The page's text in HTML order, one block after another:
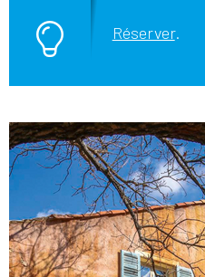
Réserver.